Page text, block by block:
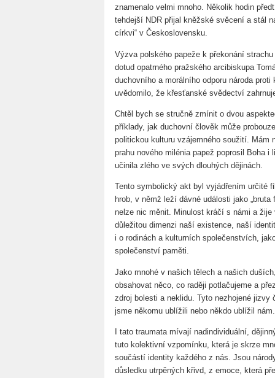
znamenalo velmi mnoho. Několik hodin
tehdejší NDR přijal kněžské svěcení a stál
církvi“ v Československu.
Výzva polského papeže k překonání
dotud opatrného pražského arcibiskupa
duchovního a morálního odporu národa
uvědomilo, že křesťanské svědectví
Chtěl bych se stručně zmínit o dvou
příklady, jak duchovní člověk může
politickou kulturu vzájemného soužití. Mám
prahu nového milénia papež poprosil Boha
učinila zlého ve svých dlouhých dějinách.
Tento symbolický akt byl vyjádřením určité
hrob, v němž leží dávné události jako
nelze nic měnit. Minulost kráčí s námi a
důležitou dimenzi naší existence, naší
i o rodinách a kulturních společenstvích,
společenství paměti.
Jako mnohé v našich tělech a našich
obsahovat něco, co raději potlačujeme a
zdroj bolesti a neklidu. Tyto nezhojené
jsme někomu ublížili nebo někdo ublížil nám.
I tato traumata mívají nadindividuální,
tuto kolektivní vzpomínku, která je skrze
součástí identity každého z nás. Jsou
důsledku utrpěných křivd, z emoce, která